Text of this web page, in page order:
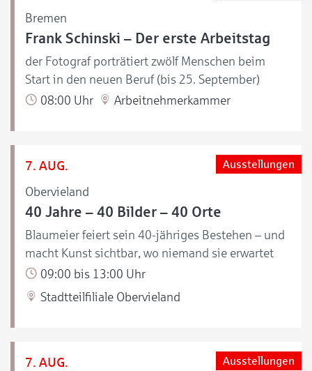
Bremen
Frank Schinski – Der erste Arbeitstag
der Fotograf porträtiert zwölf Menschen beim
Start in den neuen Beruf (bis 25. September)
08:00 Uhr
Arbeitnehmerkammer
7. AUG.
Obervieland
Ausstellungen
40 Jahre – 40 Bilder – 40 Orte
Blaumeier feiert sein 40-jähriges Bestehen – und
macht Kunst sichtbar, wo niemand sie erwartet
09:00 bis 13:00 Uhr
Stadtteilfiliale Obervieland
7. AUG. Ausstellungen